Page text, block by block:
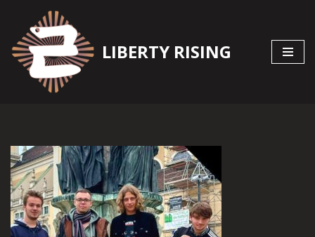
Zum
Inhalt
springen
LIBERTY RISING